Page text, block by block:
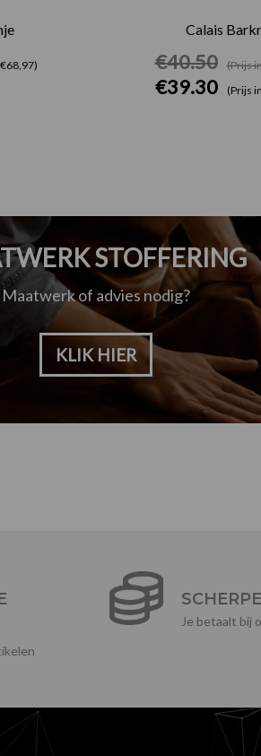
Calais
€40.50 (Prijs
€39.30 (Prijs
STOFFERING
Maatwerk of advies nodig?
KLIK HIER
Je betaalt bij